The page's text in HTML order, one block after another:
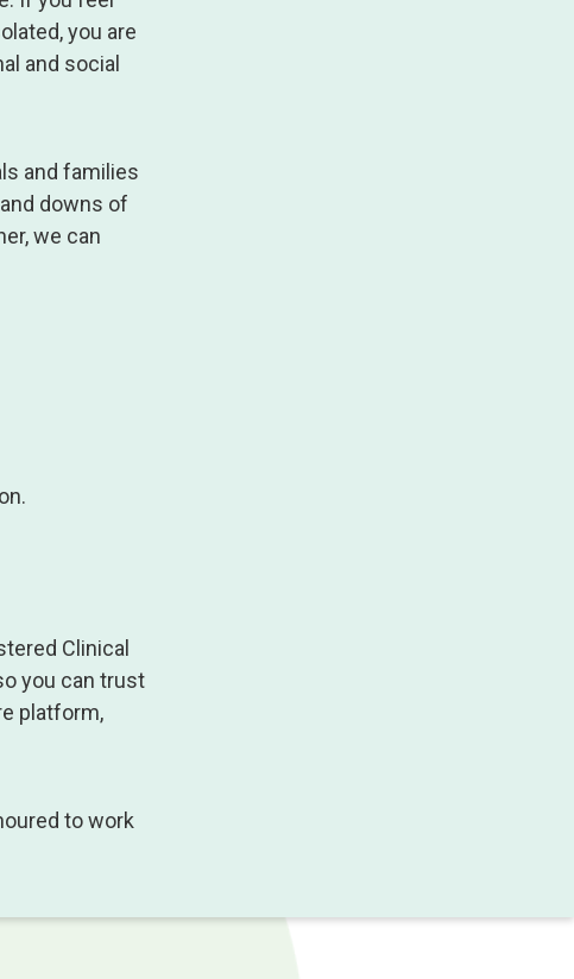
you are
and social
and families
downs of
we can
Clinical
you can trust
platform,
to work